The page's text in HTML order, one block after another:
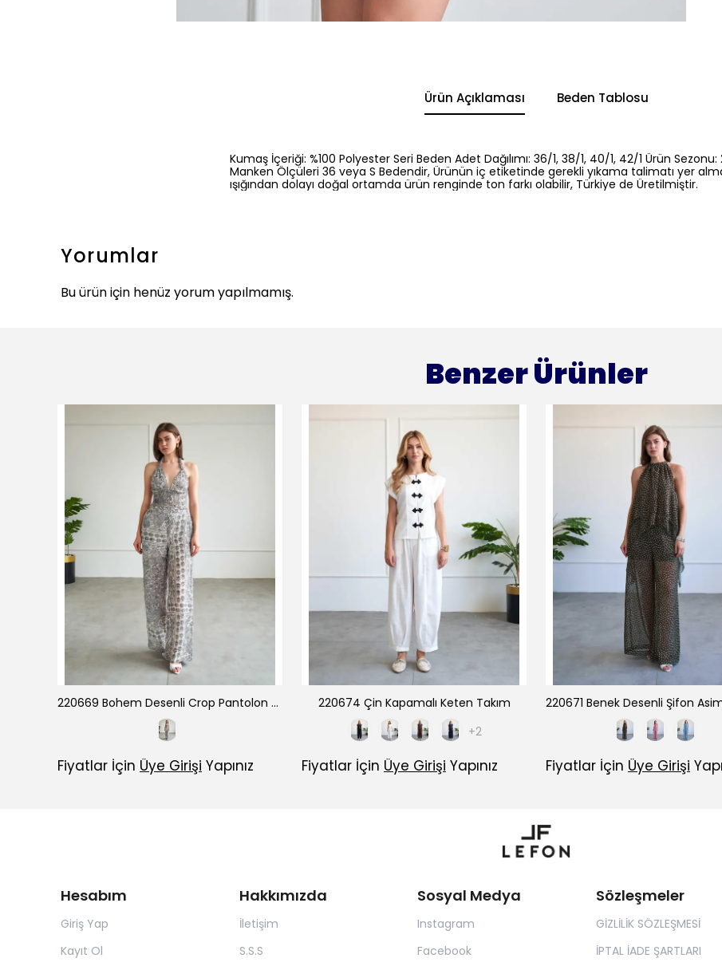
Ürün Açıklaması Beden Tablosu
Kumaş İçeriği: %100 Polyester Seri Beden Adet Dağılımı: 36/1, 38/1, 40/1, 42/1 Ürün
Manken Ölçüleri 36 veya S Bedendir, Ürünün iç etiketinde gerekli yıkama talimatı yer
ışığından dolayı doğal ortamda ürün renginde ton farkı olabilir, Türkiye de Üretilmiştir.
Yorumlar
Bu ürün için henüz yorum yapılmamış.
Benzer Ürünler
220669 Bohem Desenli Crop Pantolon Takım
Fiyatlar İçin Üye Girişi Yapınız
220674 Çin Kapamalı Keten Takım
+2
Fiyatlar İçin Üye Girişi Yapınız Fiyatlar İçin Üye Girişi
Hesabım
Giriş Yap
Kayıt Ol
Hakkımızda
İletişim
S.S.S
Sosyal Medya
Instagram
Facebook
Sözleşmeler
GİZLİLİK SÖZLEŞMESİ
İPTAL İADE ŞARTLARI